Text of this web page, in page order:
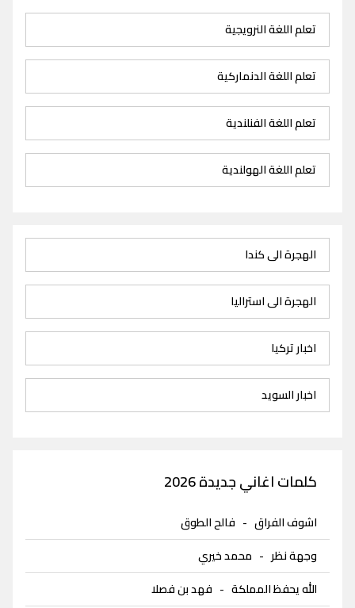
تعلم اللغة النرويجية
تعلم اللغة الدنماركية
تعلم اللغة الفنلندية
تعلم اللغة الهولندية
الهجرة الى كندا
الهجرة الى استراليا
اخبار تركيا
اخبار السويد
كلمات اغاني جديدة 2026
اشوف الفراق - فالح الطوق
وجهة نظر - محمد خيري
الله يحفظ المملكة - فهد بن فصلا